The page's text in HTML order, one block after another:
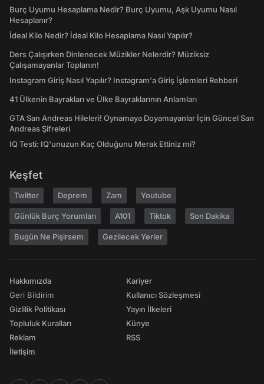
Burç Uyumu Hesaplama Nedir? Burç Uyumu, Aşk Uyumu Nasıl
Hesaplanır?
İdeal Kilo Nedir? İdeal Kilo Hesaplama Nasıl Yapılır?
Ders Çalışırken Dinlenecek Müzikler Nelerdir? Müziksiz
Çalışamayanlar Toplanın!
Instagram Giriş Nasıl Yapılır? Instagram'a Giriş İşlemleri Rehberi
41 Ülkenin Bayrakları ve Ülke Bayraklarının Anlamları
GTA San Andreas Hileleri! Oynamaya Doyamayanlar İçin Güncel San
Andreas Şifreleri
IQ Testi: IQ'unuzun Kaç Olduğunu Merak Ettiniz mi?
Keşfet
Twitter Deprem Zam Youtube
Günlük Burç Yorumları A101 Tiktok Son Dakika
Bugün Ne Pişirsem Gezilecek Yerler
Hakkımızda
Geri Bildirim
Gizlilik Politikası
Topluluk Kuralları
Reklam
İletişim
Kariyer
Kullanıcı Sözleşmesi
Yayın İlkeleri
Künye
RSS